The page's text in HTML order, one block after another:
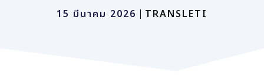
15 มีนาคม 2026 TRANSLETI